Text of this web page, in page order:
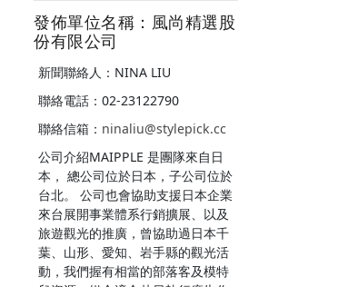
發佈單位名稱：風尚精選股
份有限公司
新聞聯絡人：NINA LIU
聯絡電話：02-23122790
聯絡信箱： ninaliu@stylepick.cc
公司介紹MAIPPLE 是團隊來自日
本， 總公司位於日本，子公司位於
台北。 公司也會協助支援日本企業
來台展開事業體系行銷擴展、以及
旅遊觀光的推廣，曾協助過日本千
葉、山形、愛知、岩手縣的觀光活
動，我們握有相當的部落客及模特